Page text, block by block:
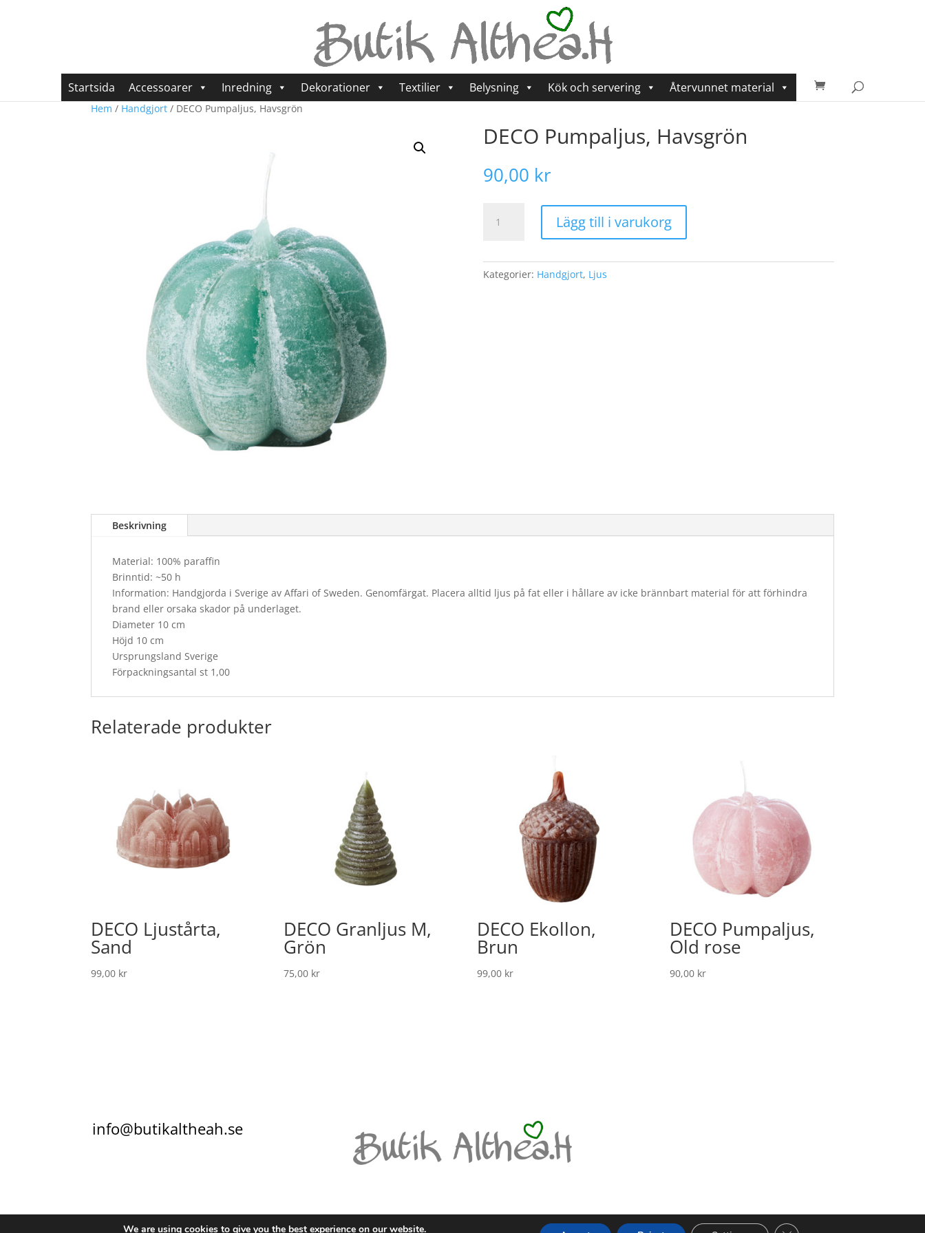
Startsida Accessoarer Inredning Dekorationer Textilier Belysning Kök och servering Återvunnet material
Hem / Handgjort / DECO Pumpaljus, Havsgrön
DECO Pumpaljus, Havsgrön
90,00 kr
Pumpaljus,
Lägg till i varukorg
Kategorier: Handgjort, Ljus
Beskrivning
Material: 100% paraffin
Brinntid: ~50 h
Information: Handgjorda i Sverige av Affari of Sweden. Genomfärgat. Placera alltid ljus på fat eller i hållare av icke brännbart material för att förhindra
brand eller orsaka skador på underlaget.
Diameter 10 cm
Höjd 10 cm
Ursprungsland Sverige
Förpackningsantal st 1,00
Relaterade produkter
DECO Ljustårta,
Sand
99,00 kr
DECO Granljus M,
Grön
75,00 kr
DECO Ekollon,
Brun
99,00 kr
DECO Pumpaljus,
Old rose
90,00 kr
info@butikaltheah.se
KONTAKT KÖPVILLKOR INTEGRITETSPOLICY
We are using cookies to give you the best experience on our website.